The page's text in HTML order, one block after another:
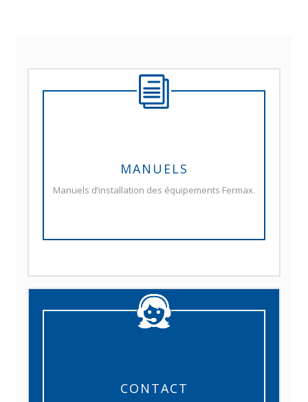
MANUELS
Manuels d’installation des équipements Fermax.
CONTACT